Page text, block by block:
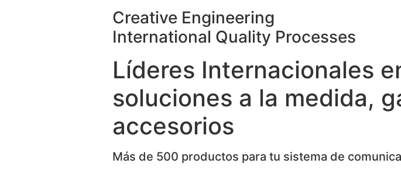
Creative Engineering
International Quality Processes
Líderes Internacionales
soluciones a la medida,
accesorios
Más de 500 productos para tu sistema de